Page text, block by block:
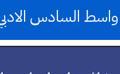
السادس الادبي